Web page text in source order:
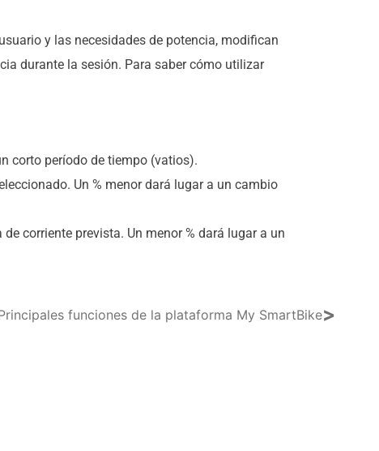
y las necesidades de potencia, modifican
durante la sesión. Para saber cómo utilizar
corto período de tiempo (vatios).
Un % menor dará lugar a un cambio
corriente prevista. Un menor % dará lugar a un
funciones de la plataforma My SmartBike>